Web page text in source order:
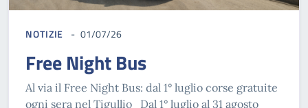
NOTIZIE 01/07/26
Free Night Bus
Al via il Free Night Bus: dal 1° luglio corse gratuite
ogni sera nel Tigullio Dal 1° luglio al 31 agosto